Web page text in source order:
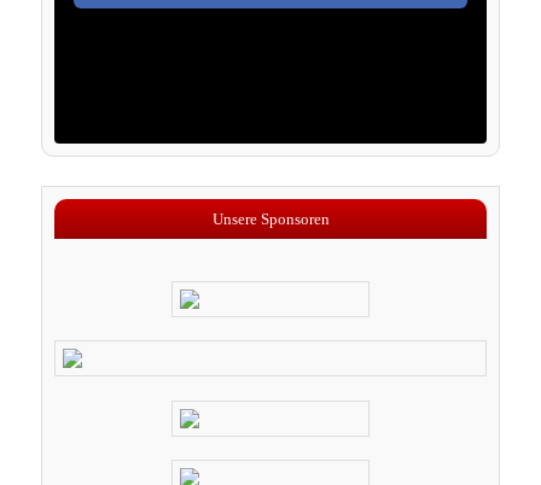
Unsere Sponsoren